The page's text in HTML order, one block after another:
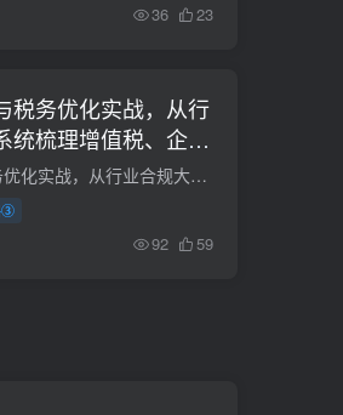
36 23
税务优化实战，从行
统梳理增值税、企业
种要点
电商企业财务合规与税务优化实战，从行业合规大势切入，系统梳理增值税、企业所得税、个税等全税种要点 课程介绍： 电商企业财务合规与税务优化实战，从行业合规大势切入，系统梳理增值税、企业...
③
92 59